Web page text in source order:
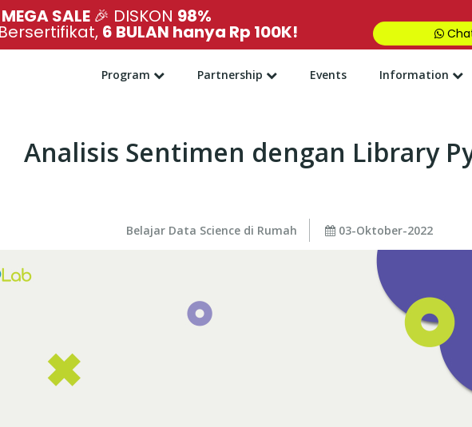
SALE 🎉 DISKON 98%
6 BULAN hanya Rp 100K!
Program Partnership Events Information
Analisis Sentimen dengan Library
Belajar Data Science di Rumah 03-Oktober-2022